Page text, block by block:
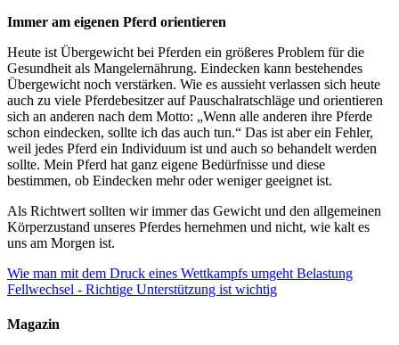
Immer am eigenen Pferd orientieren
Heute ist Übergewicht bei Pferden ein größeres Problem für die
Gesundheit als Mangelernährung. Eindecken kann bestehendes
Übergewicht noch verstärken. Wie es aussieht verlassen sich heute
auch zu viele Pferdebesitzer auf Pauschalratschläge und orientieren
sich an anderen nach dem Motto: „Wenn alle anderen ihre Pferde
schon eindecken, sollte ich das auch tun.“ Das ist aber ein Fehler,
weil jedes Pferd ein Individuum ist und auch so behandelt werden
sollte. Mein Pferd hat ganz eigene Bedürfnisse und diese
bestimmen, ob Eindecken mehr oder weniger geeignet ist.
Als Richtwert sollten wir immer das Gewicht und den allgemeinen
Körperzustand unseres Pferdes hernehmen und nicht, wie kalt es
uns am Morgen ist.
Wie man mit dem Druck eines Wettkampfs umgeht Belastung
Fellwechsel - Richtige Unterstützung ist wichtig
Magazin